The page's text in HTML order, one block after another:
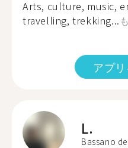
Arts, culture, music,
travelling, trekking...
アプ
L.
Bassano